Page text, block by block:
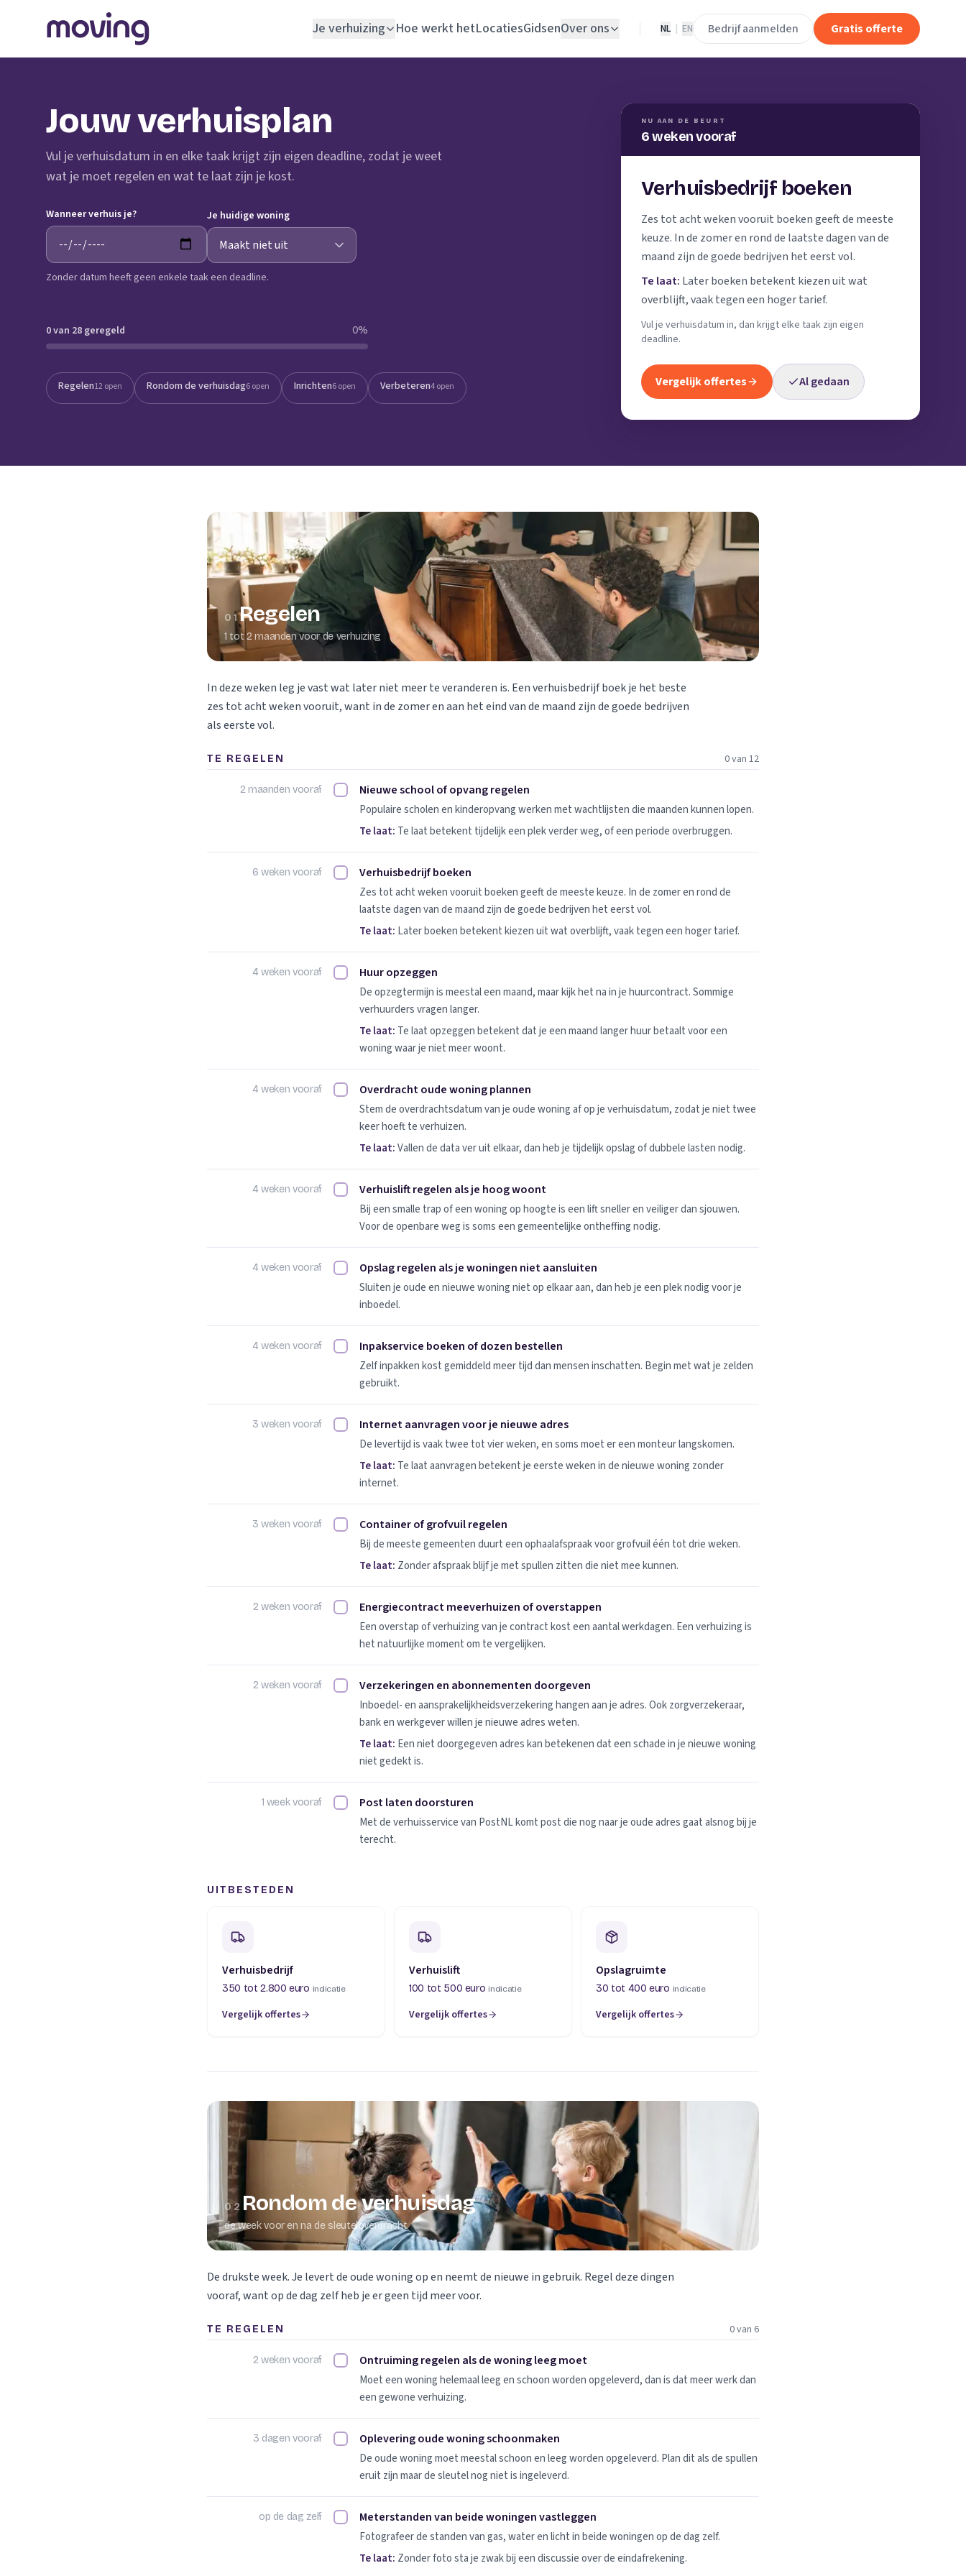
Je verhuizing
Opslagruimte
Schoonmaakbedrijf
Schildersbedrijf
Klusjesman
Loodgieter
Slotenmaker
Hoe werkt hetLocatiesGidsenOver ons NL EN Bedrijf aanmelden Gratis offerte
Jouw verhuisplan
Vul je verhuisdatum in en elke taak krijgt zijn eigen deadline, zodat je weet
wat je moet regelen en wat te laat zijn je kost.
Wanneer verhuis je? Je huidige woning
Zonder datum heeft geen enkele taak een deadline.
NU AAN DE BEURT
6 weken vooraf
Verhuisbedrijf boeken
Zes tot acht weken vooruit boeken geeft de meeste
keuze. In de zomer en rond de laatste dagen van de
maand zijn de goede bedrijven het eerst vol.
Te laat: Later boeken betekent kiezen uit wat
overblijft, vaak tegen een hoger tarief.
Vul je verhuisdatum in, dan krijgt elke taak zijn eigen
deadline.
Vergelijk offertes Al gedaan
0 van 28 geregeld 0%
Regelen12 open Rondom de verhuisdag6 open Inrichten6 open Verbeteren4 open
01Regelen
1 tot 2 maanden voor de verhuizing
In deze weken leg je vast wat later niet meer te veranderen is. Een verhuisbedrijf boek je het beste
zes tot acht weken vooruit, want in de zomer en aan het eind van de maand zijn de goede bedrijven
als eerste vol.
TE REGELEN 0 van 12
2 maanden vooraf Nieuwe school of opvang regelen afvinken
Nieuwe school of opvang regelen
Populaire scholen en kinderopvang werken met wachtlijsten die maanden kunnen lopen.
Te laat: Te laat betekent tijdelijk een plek verder weg, of een periode overbruggen.
6 weken vooraf Verhuisbedrijf boeken afvinken
Verhuisbedrijf boeken
Zes tot acht weken vooruit boeken geeft de meeste keuze. In de zomer en rond de
laatste dagen van de maand zijn de goede bedrijven het eerst vol.
Te laat: Later boeken betekent kiezen uit wat overblijft, vaak tegen een hoger tarief.
4 weken vooraf Huur opzeggen afvinken
Huur opzeggen
De opzegtermijn is meestal een maand, maar kijk het na in je huurcontract. Sommige
verhuurders vragen langer.
Te laat: Te laat opzeggen betekent dat je een maand langer huur betaalt voor een
woning waar je niet meer woont.
4 weken vooraf Overdracht oude woning plannen afvinken
Overdracht oude woning plannen
Stem de overdrachtsdatum van je oude woning af op je verhuisdatum, zodat je niet twee
keer hoeft te verhuizen.
Te laat:Vallen de data ver uit elkaar, dan heb je tijdelijk opslag of dubbele lasten nodig.
4 weken vooraf Verhuislift regelen als je hoog woont afvinken
Verhuislift regelen als je hoog woont
Bij een smalle trap of een woning op hoogte is een lift sneller en veiliger dan sjouwen.
Voor de openbare weg is soms een gemeentelijke ontheffing nodig.
4 weken vooraf Opslag regelen als je woningen niet aansluiten afvinken
Opslag regelen als je woningen niet aansluiten
Sluiten je oude en nieuwe woning niet op elkaar aan, dan heb je een plek nodig voor je
inboedel.
4 weken vooraf Inpakservice boeken of dozen bestellen afvinken
Inpakservice boeken of dozen bestellen
Zelf inpakken kost gemiddeld meer tijd dan mensen inschatten. Begin met wat je zelden
gebruikt.
3 weken vooraf Internet aanvragen voor je nieuwe adres afvinken
Internet aanvragen voor je nieuwe adres
De levertijd is vaak twee tot vier weken, en soms moet er een monteur langskomen.
Te laat: Te laat aanvragen betekent je eerste weken in de nieuwe woning zonder
internet.
3 weken vooraf Container of grofvuil regelen afvinken
Container of grofvuil regelen
Bij de meeste gemeenten duurt een ophaalafspraak voor grofvuil één tot drie weken.
Te laat: Zonder afspraak blijf je met spullen zitten die niet mee kunnen.
2 weken vooraf Energiecontract meeverhuizen of overstappen afvinken
Energiecontract meeverhuizen of overstappen
Een overstap of verhuizing van je contract kost een aantal werkdagen. Een verhuizing is
het natuurlijke moment om te vergelijken.
2 weken vooraf Verzekeringen en abonnementen doorgeven afvinken
Verzekeringen en abonnementen doorgeven
Inboedel- en aansprakelijkheidsverzekering hangen aan je adres. Ook zorgverzekeraar,
bank en werkgever willen je nieuwe adres weten.
Te laat: Een niet doorgegeven adres kan betekenen dat een schade in je nieuwe woning
niet gedekt is.
1 week vooraf Post laten doorsturen afvinken
Post laten doorsturen
Met de verhuisservice van PostNL komt post die nog naar je oude adres gaat alsnog bij je
terecht.
UITBESTEDEN
Verhuisbedrijf
350 tot 2.800 euro indicatie
Vergelijk offertes
(opent in een nieuw tabblad)
Verhuislift
100 tot 500 euro indicatie
Vergelijk offertes
(opent in een nieuw tabblad)
Opslagruimte
30 tot 400 euro indicatie
Vergelijk offertes
(opent in een nieuw tabblad)
02 Rondom de verhuisdag
de week voor en na de sleuteloverdracht
De drukste week. Je levert de oude woning op en neemt de nieuwe in gebruik. Regel deze dingen
vooraf, want op de dag zelf heb je er geen tijd meer voor.
TE REGELEN 0 van 6
2 weken vooraf Ontruiming regelen als de woning leeg moet afvinken
Ontruiming regelen als de woning leeg moet
Moet een woning helemaal leeg en schoon worden opgeleverd, dan is dat meer werk dan
een gewone verhuizing.
3 dagen vooraf Oplevering oude woning schoonmaken afvinken
Oplevering oude woning schoonmaken
De oude woning moet meestal schoon en leeg worden opgeleverd. Plan dit als de spullen
eruit zijn maar de sleutel nog niet is ingeleverd.
op de dag zelf Meterstanden van beide woningen vastleggen afvinken
Meterstanden van beide woningen vastleggen
Fotografeer de standen van gas, water en licht in beide woningen op de dag zelf.
Te laat: Zonder foto sta je zwak bij een discussie over de eindafrekening.